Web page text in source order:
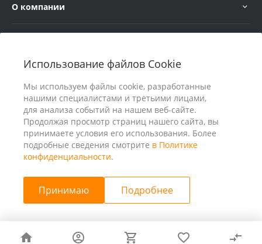
Использование файлов Cookie
Мы используем файлы cookie, разработанные
нашими специалистами и третьими лицами,
для анализа событий на нашем веб-сайте.
Продолжая просмотр страниц нашего сайта, вы
принимаете условия его использования. Более
подробные сведения смотрите в Политике
конфиденциальности.
Принимаю Подробнее
О компании
© 2026 ООО «25 Киловатт» ИНН 4401188290, Все права
защищены